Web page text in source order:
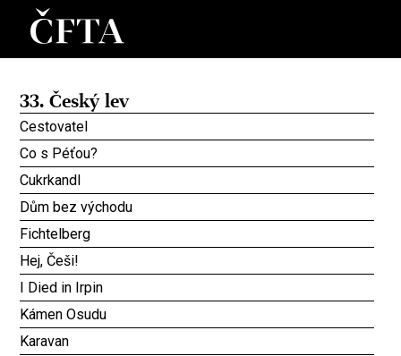
33. Český lev
Cestovatel
Co s Péťou?
Cukrkandl
Dům bez východu
Fichtelberg
Hej, Češi!
I Died in Irpin
Kámen Osudu
Karavan